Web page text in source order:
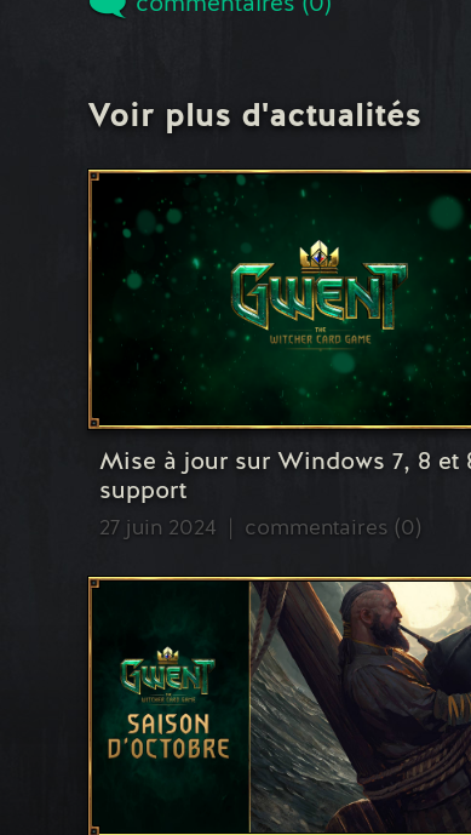
commentaires (0)
Voir plus d'actualités
Mise à jour sur Windows 7, 8 et
support
27 juin 2024 commentaires (0)